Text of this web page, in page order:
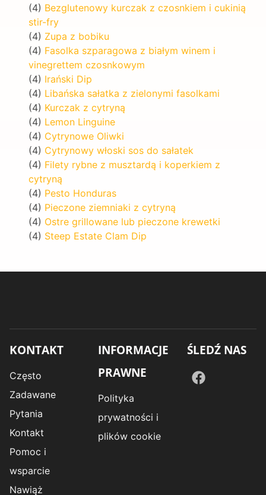
(4) Bezglutenowy kurczak z czosnkiem i cukinią
stir-fry
(4) Zupa z bobiku
(4) Fasolka szparagowa z białym winem i
vinegrettem czosnkowym
(4) Irański Dip
(4) Libańska sałatka z zielonymi fasolkami
(4) Kurczak z cytryną
(4) Lemon Linguine
(4) Cytrynowe Oliwki
(4) Cytrynowy włoski sos do sałatek
(4) Filety rybne z musztardą i koperkiem z
cytryną
(4) Pesto Honduras
(4) Pieczone ziemniaki z cytryną
(4) Ostre grillowane lub pieczone krewetki
(4) Steep Estate Clam Dip
KONTAKT
Często
Zadawane
Pytania
Kontakt
Pomoc i
wsparcie
Nawiąż
INFORMACJE
PRAWNE
Polityka
prywatności i
plików cookie
ŚLEDŹ NAS